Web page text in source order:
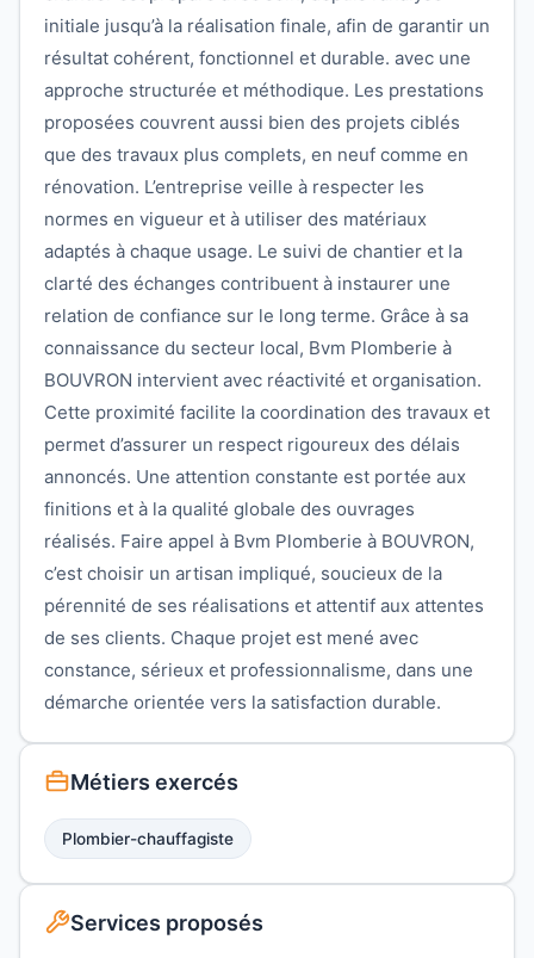
initiale jusqu’à la réalisation finale, afin de garantir un
résultat cohérent, fonctionnel et durable. avec une
approche structurée et méthodique. Les prestations
proposées couvrent aussi bien des projets ciblés
que des travaux plus complets, en neuf comme en
rénovation. L’entreprise veille à respecter les
normes en vigueur et à utiliser des matériaux
adaptés à chaque usage. Le suivi de chantier et la
clarté des échanges contribuent à instaurer une
relation de confiance sur le long terme. Grâce à sa
connaissance du secteur local, Bvm Plomberie à
BOUVRON intervient avec réactivité et organisation.
Cette proximité facilite la coordination des travaux et
permet d’assurer un respect rigoureux des délais
annoncés. Une attention constante est portée aux
finitions et à la qualité globale des ouvrages
réalisés. Faire appel à Bvm Plomberie à BOUVRON,
c’est choisir un artisan impliqué, soucieux de la
pérennité de ses réalisations et attentif aux attentes
de ses clients. Chaque projet est mené avec
constance, sérieux et professionnalisme, dans une
démarche orientée vers la satisfaction durable.
Métiers exercés
Plombier-chauffagiste
Services proposés